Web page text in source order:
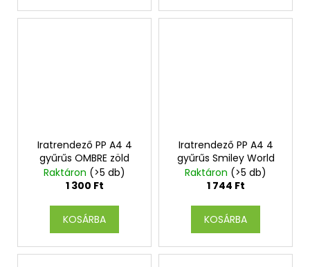
Iratrendező PP A4 4
gyűrűs OMBRE zöld
Raktáron (>5 db)
1 300 Ft
KOSÁRBA
Iratrendező PP A4 4
gyűrűs Smiley World
Raktáron (>5 db)
1 744 Ft
KOSÁRBA